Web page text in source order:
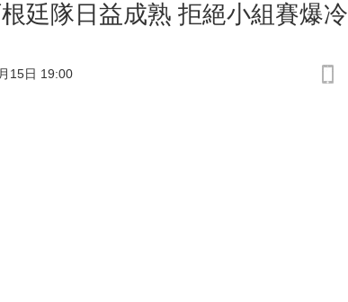
廷隊日益成熟 拒絕小組賽爆冷
15日 19:00